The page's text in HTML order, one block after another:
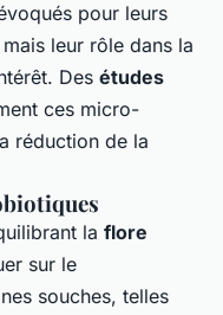
pour leurs
leur rôle dans la
Des études
ces micro-
réduction de la
la flore
sur le
souches, telles